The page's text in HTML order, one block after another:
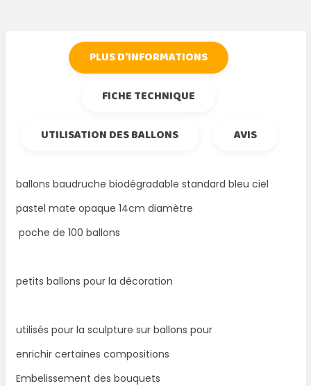
PLUS D'INFORMATIONS
FICHE TECHNIQUE
UTILISATION DES BALLONS
AVIS
ballons baudruche biodégradable standard bleu ciel
pastel mate opaque 14cm diamètre
poche de 100 ballons
petits ballons pour la décoration
utilisés pour la sculpture sur ballons pour
enrichir certaines compositions
Embelissement des bouquets